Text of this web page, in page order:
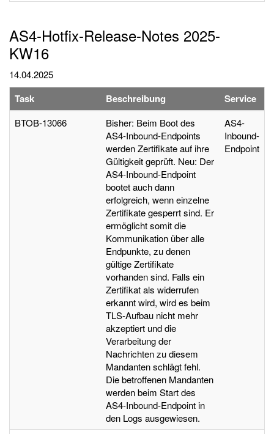
AS4-Hotfix-Release-Notes 2025-
KW16
14.04.2025
Task Beschreibung Service
BTOB-13066
Bisher: Beim Boot des
AS4-Inbound-Endpoints
werden Zertifikate auf ihre
Gültigkeit geprüft. Neu: Der
AS4-Inbound-Endpoint
bootet auch dann
erfolgreich, wenn einzelne
Zertifikate gesperrt sind. Er
ermöglicht somit die
Kommunikation über alle
Endpunkte, zu denen
gültige Zertifikate
vorhanden sind. Falls ein
Zertifikat als widerrufen
erkannt wird, wird es beim
TLS-Aufbau nicht mehr
akzeptiert und die
Verarbeitung der
Nachrichten zu diesem
Mandanten schlägt fehl.
Die betroffenen Mandanten
werden beim Start des
AS4-Inbound-Endpoint in
den Logs ausgewiesen.
AS4-
Inbound-
Endpoint